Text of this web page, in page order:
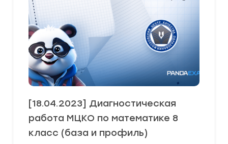
[18.04.2023] Диагностическая
работа МЦКО по математике 8
класс (база и профиль)